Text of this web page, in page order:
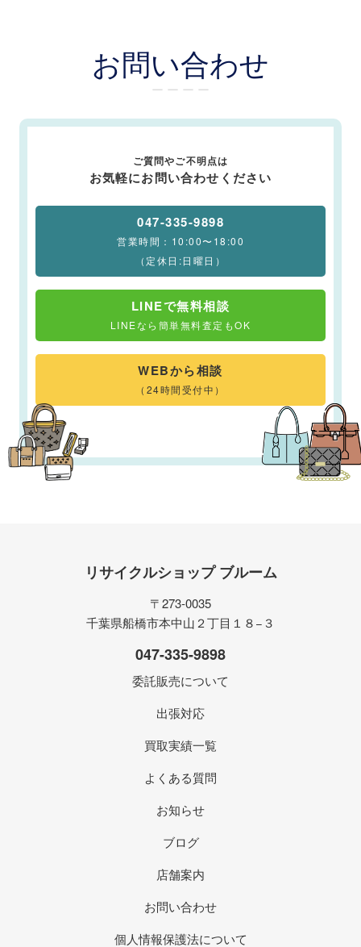
お問い合わせ
ー ー ー ー
ご質問やご不明点は
お気軽にお問い合わせください
047-335-9898
営業時間：10:00〜18:00
（定休日:日曜日）
LINEで無料相談
LINEなら簡単無料査定もOK
WEBから相談
（24時間受付中）
リサイクルショップ ブルーム
〒273-0035
千葉県船橋市本中山２丁目１８−３
047-335-9898
委託販売について
出張対応
買取実績一覧
よくある質問
お知らせ
ブログ
店舗案内
お問い合わせ
個人情報保護法について